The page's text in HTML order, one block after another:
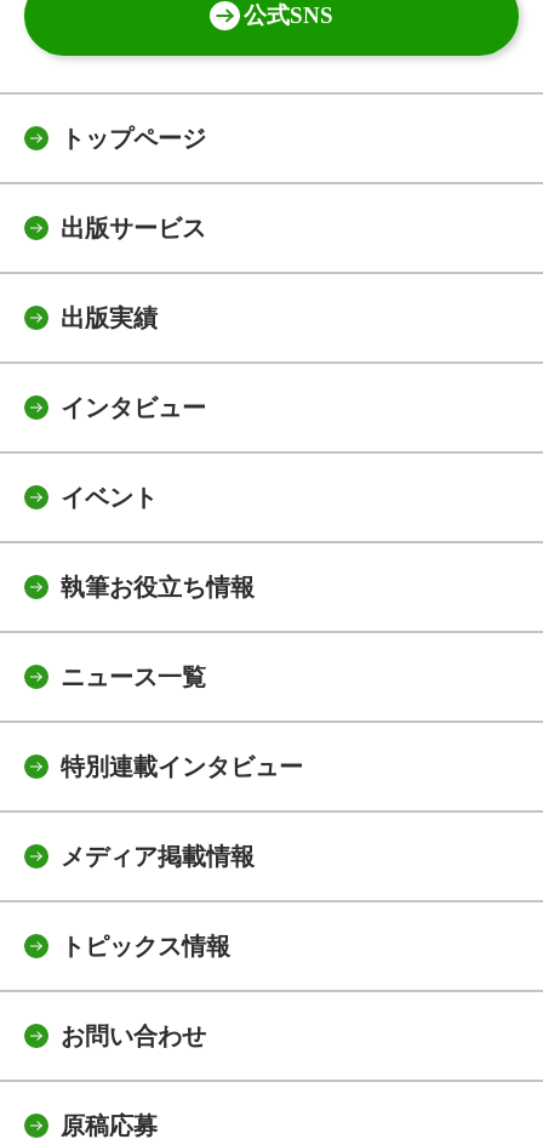
公式SNS
トップページ
出版サービス
出版実績
インタビュー
イベント
執筆お役立ち情報
ニュース一覧
特別連載インタビュー
メディア掲載情報
トピックス情報
お問い合わせ
原稿応募